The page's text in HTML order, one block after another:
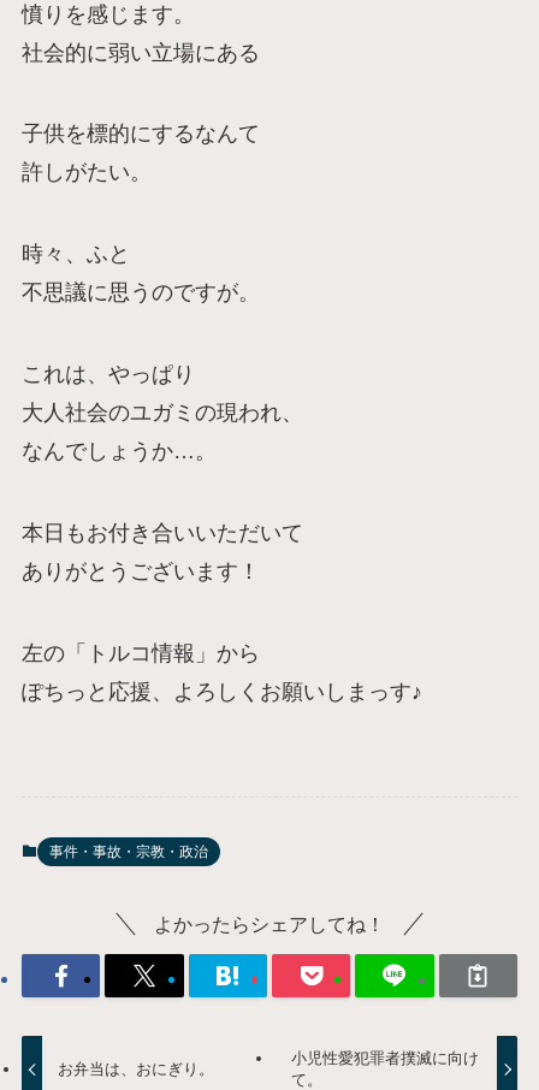
憤りを感じます。
社会的に弱い立場にある
子供を標的にするなんて
許しがたい。
時々、ふと
不思議に思うのですが。
これは、やっぱり
大人社会のユガミの現われ、
なんでしょうか…。
本日もお付き合いいただいて
ありがとうございます！
左の「トルコ情報」から
ぽちっと応援、よろしくお願いしまっす♪
事件・事故・宗教・政治
よかったらシェアしてね！
お弁当は、おにぎり。
小児性愛犯罪者撲滅に向け
て。